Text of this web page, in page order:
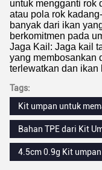
untuk mengganti rok
atau pola rok
banyak dari ikan
berkomitmen pada
Jaga Kail: Jaga kail
yang membosankan
terlewatkan dan ikan
Tags:
Kit umpan untuk
Bahan TPE dari Kit
4.5cm 0.9g Kit